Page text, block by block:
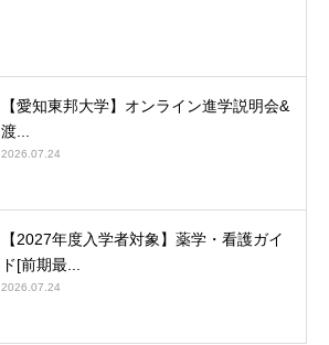
【愛知東邦大学】オンライン進学説明会&
渡...
2026.07.24
【2027年度入学者対象】薬学・看護ガイ
ド[前期最...
2026.07.24